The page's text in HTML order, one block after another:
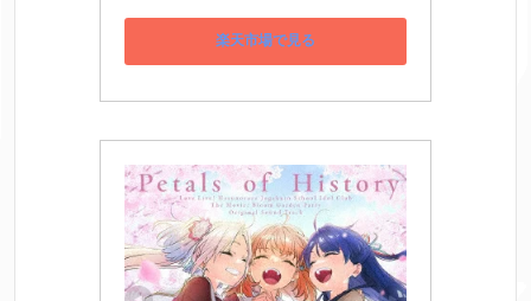
楽天市場で見る